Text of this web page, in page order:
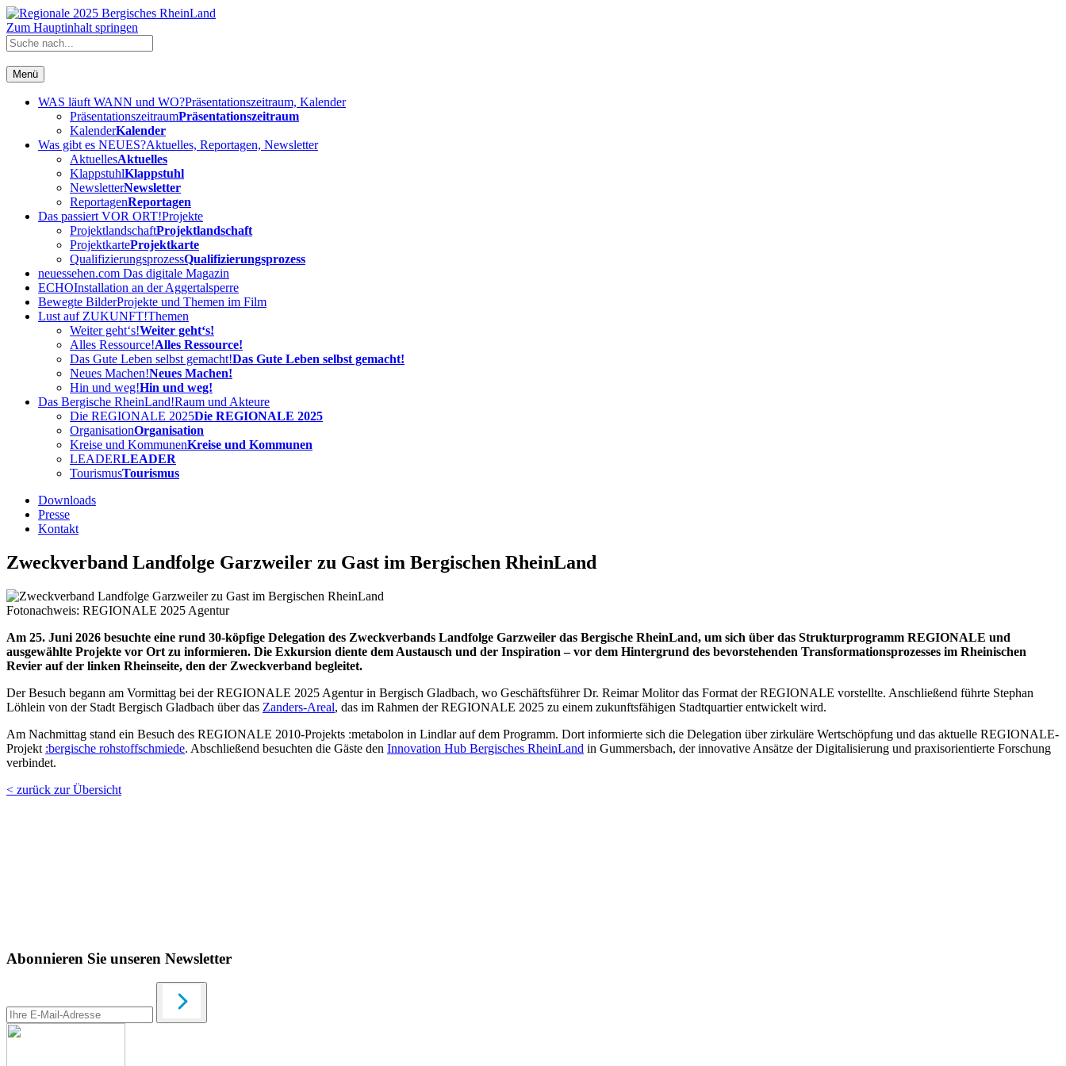
Zum Hauptinhalt springen
Menü
WAS läuft WANN und WO?Präsentationszeitraum, Kalender
PräsentationszeitraumPräsentationszeitraum
KalenderKalender
Was gibt es NEUES?Aktuelles, Reportagen, Newsletter
AktuellesAktuelles
KlappstuhlKlappstuhl
NewsletterNewsletter
ReportagenReportagen
Das passiert VOR ORT!Projekte
ProjektlandschaftProjektlandschaft
ProjektkarteProjektkarte
QualifizierungsprozessQualifizierungsprozess
neuessehen.com Das digitale Magazin
ECHOInstallation an der Aggertalsperre
Bewegte BilderProjekte und Themen im Film
Lust auf ZUKUNFT!Themen
Weiter geht‘s!Weiter geht‘s!
Alles Ressource!Alles Ressource!
Das Gute Leben selbst gemacht!Das Gute Leben selbst gemacht!
Neues Machen!Neues Machen!
Hin und weg!Hin und weg!
Das Bergische RheinLand!Raum und Akteure
Die REGIONALE 2025Die REGIONALE 2025
OrganisationOrganisation
Kreise und KommunenKreise und Kommunen
LEADERLEADER
TourismusTourismus
Downloads
Presse
Kontakt
Zweckverband Landfolge Garzweiler zu Gast im Bergischen RheinLand
Fotonachweis: REGIONALE 2025 Agentur
Am 25. Juni 2026 besuchte eine rund 30-köpfige Delegation des Zweckverbands Landfolge Garzweiler das Bergische RheinLand, um sich über das Strukturprogramm REGIONALE und
ausgewählte Projekte vor Ort zu informieren. Die Exkursion diente dem Austausch und der Inspiration – vor dem Hintergrund des bevorstehenden Transformationsprozesses im Rheinischen
Revier auf der linken Rheinseite, den der Zweckverband begleitet.
Der Besuch begann am Vormittag bei der REGIONALE 2025 Agentur in Bergisch Gladbach, wo Geschäftsführer Dr. Reimar Molitor das Format der REGIONALE vorstellte. Anschließend führte Stephan
Löhlein von der Stadt Bergisch Gladbach über das Zanders-Areal, das im Rahmen der REGIONALE 2025 zu einem zukunftsfähigen Stadtquartier entwickelt wird.
Am Nachmittag stand ein Besuch des REGIONALE 2010-Projekts :metabolon in Lindlar auf dem Programm. Dort informierte sich die Delegation über zirkuläre Wertschöpfung und das aktuelle REGIONALE-
Projekt :bergische rohstoffschmiede. Abschließend besuchten die Gäste den Innovation Hub Bergisches RheinLand in Gummersbach, der innovative Ansätze der Digitalisierung und praxisorientierte Forschung
verbindet.
< zurück zur Übersicht
Abonnieren Sie unseren Newsletter